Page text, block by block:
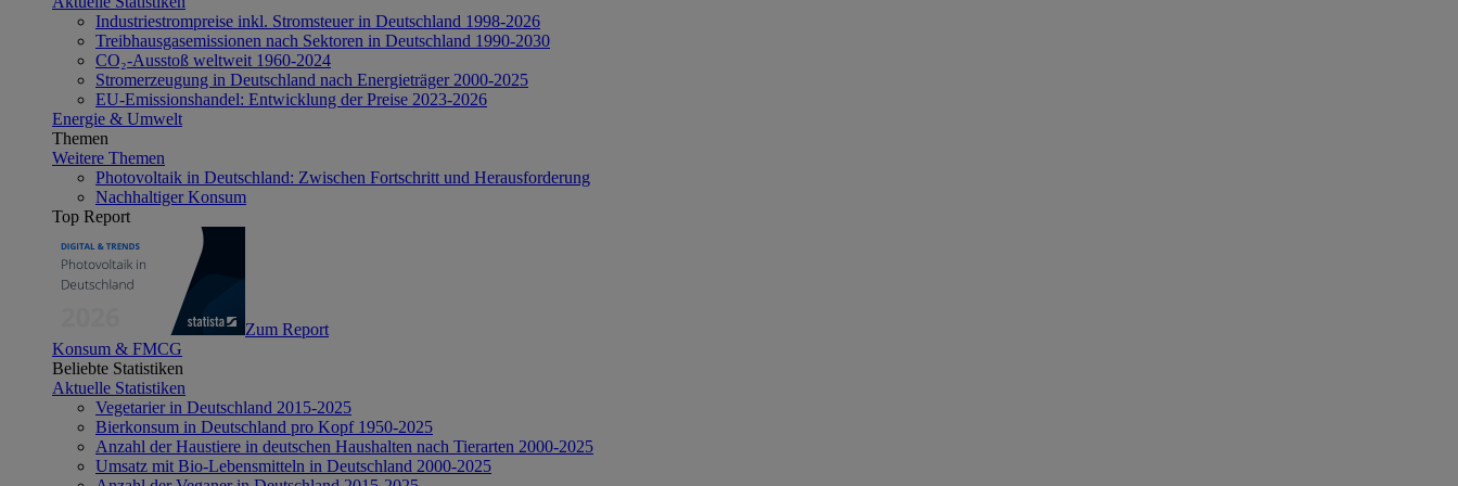
Industriestrompreise inkl. Stromsteuer in Deutschland 1998-2026
Treibhausgasemissionen nach Sektoren in Deutschland 1990-2030
CO₂-Ausstoß weltweit 1960-2024
Stromerzeugung in Deutschland nach Energieträger 2000-2025
EU-Emissionshandel: Entwicklung der Preise 2023-2026
Energie & Umwelt
Themen
Weitere Themen
Photovoltaik in Deutschland: Zwischen Fortschritt und Herausforderung
Nachhaltiger Konsum
Top Report
Zum Report
Konsum & FMCG
Beliebte Statistiken
Aktuelle Statistiken
Vegetarier in Deutschland 2015-2025
Bierkonsum in Deutschland pro Kopf 1950-2025
Anzahl der Haustiere in deutschen Haushalten nach Tierarten 2000-2025
Umsatz mit Bio-Lebensmitteln in Deutschland 2000-2025